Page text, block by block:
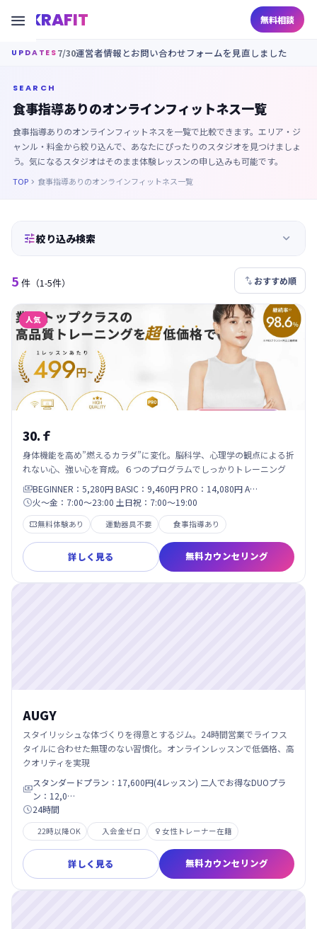
KRAFIT 無料相談

UPDATES 7/30運営者情報とお問い合わせフォームを見直しました
SEARCH
食事指導ありのオンラインフィットネス一覧
食事指導ありのオンラインフィットネスを一覧で比較できます。エリア・ジ
ャンル・料金から絞り込んで、あなたにぴったりのスタジオを見つけましょ
う。気になるスタジオはそのまま体験レッスンの申し込みも可能です。
TOP  食事指導ありのオンラインフィットネス一覧
絞り込み検索 
5 件 （1-5件）  おすすめ順
人気
30.ｆ
身体機能を高め”燃えるカラダ”に変化。脳科学、心理学の観点による折
れない心、強い心を育成。６つのプログラムでしっかりトレーニング
BEGINNER：5,280円 BASIC：9,460円 PRO：14,080円 A…
火〜金：7:00～23:00 土日祝：7:00〜19:00
無料体験あり 運動器具不要 食事指導あり
詳しく見る 無料カウンセリング
AUGY
スタイリッシュな体づくりを得意とするジム。24時間営業でライフス
タイルに合わせた無理のない習慣化。オンラインレッスンで低価格、高
クオリティを実現

スタンダードプラン：17,600円(4レッスン) 二人でお得なDUOプラ
ン：12,0…
24時間
22時以降OK 入会金ゼロ  女性トレーナー在籍
詳しく見る 無料カウンセリング